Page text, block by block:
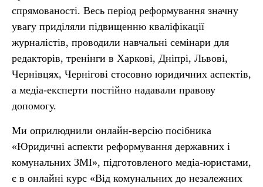
спрямованості. Весь період реформування значну
увагу приділяли підвищенню кваліфікації
журналістів, проводили навчальні семінари для
редакторів, тренінги в Харкові, Дніпрі, Львові,
Чернівцях, Чернігові стосовно юридичних аспектів,
а медіа-експерти постійно надавали правову
допомогу.
Ми оприлюднили онлайн-версію посібника
«Юридичні аспекти реформування державних і
комунальних ЗМІ», підготовленого медіа-юристами,
є в онлайні курс «Від комунальних до незалежних